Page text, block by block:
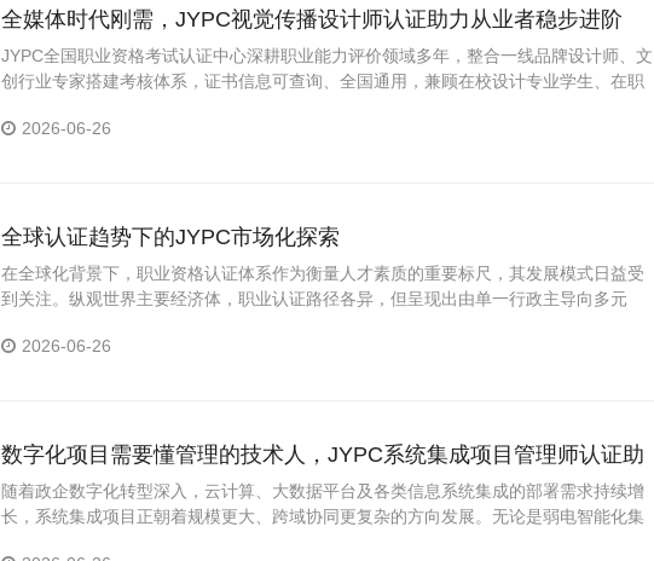
全媒体时代刚需，JYPC视觉传播设计师认证助力从业者稳步进阶
JYPC全国职业资格考试认证中心深耕职业能力评价领域多年，整合一线品牌设计师、文
创行业专家搭建考核体系，证书信息可查询、全国通用，兼顾在校设计专业学生、在职
2026-06-26
全球认证趋势下的JYPC市场化探索
在全球化背景下，职业资格认证体系作为衡量人才素质的重要标尺，其发展模式日益受
到关注。纵观世界主要经济体，职业认证路径各异，但呈现出由单一行政主导向多元
践，可以发现其与市场接轨、与国际通行规则相契合的鲜明
2026-06-26
数字化项目需要懂管理的技术人，JYPC系统集成项目管理师认证助
你站稳IT项目中枢
随着政企数字化转型深入，云计算、大数据平台及各类信息系统集成的部署需求持续增
长，系统集成项目正朝着规模更大、跨域协同更复杂的方向发展。无论是弱电智能化集